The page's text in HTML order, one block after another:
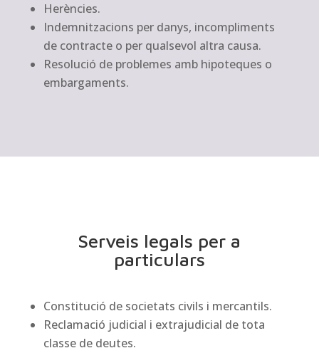
Herències.
Indemnitzacions per danys, incompliments
de contracte o per qualsevol altra causa.
Resolució de problemes amb hipoteques o
embargaments.
Serveis legals per a
particulars
Constitució de societats civils i mercantils.
Reclamació judicial i extrajudicial de tota
classe de deutes.